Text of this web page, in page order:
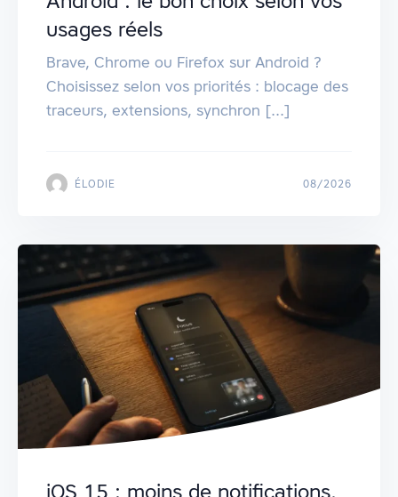
usages réels
Brave, Chrome ou Firefox sur Android ?
Choisissez selon vos priorités : blocage des
traceurs, extensions, synchron [...]
ÉLODIE 08/2026